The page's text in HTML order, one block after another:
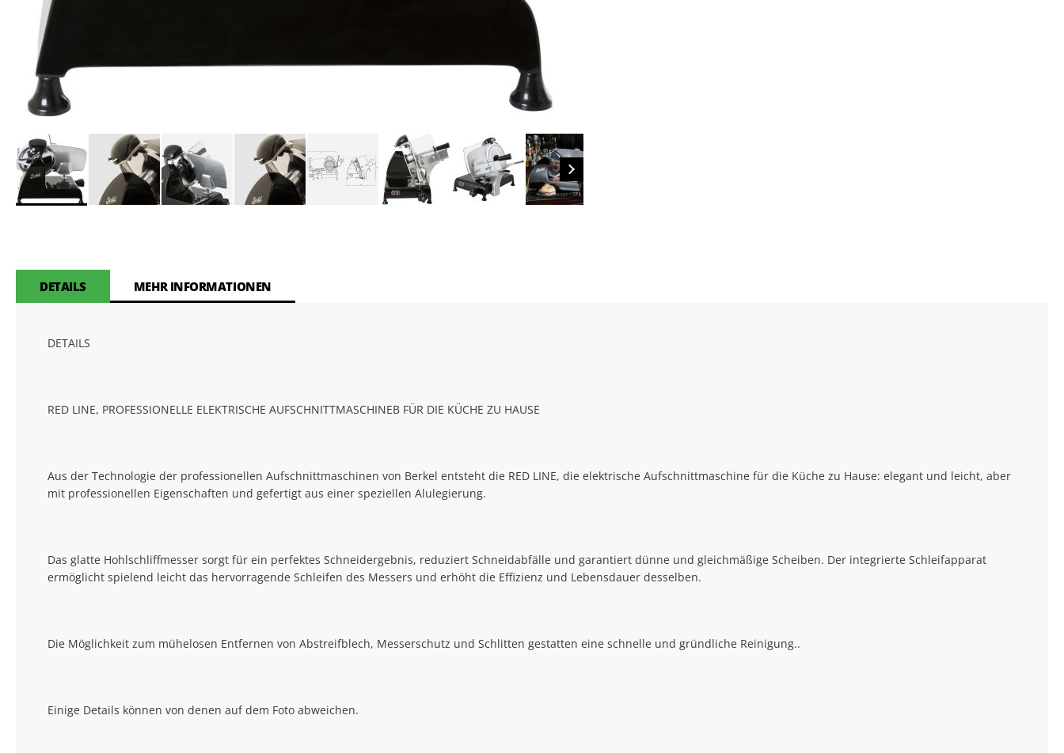
images
DETAILS
DETAILS
RED LINE, PROFESSIONELLE ELEKTRISCHE AUFSCHNITTMASCHINEB FÜR DIE KÜCHE ZU HAUSE
Aus der Technologie der professionellen Aufschnittmaschinen von Berkel entsteht die RED LINE, die elektrische Aufschnittmaschine für die Küche zu Hause: elegant und leicht, aber
mit professionellen Eigenschaften und gefertigt aus einer speziellen Alulegierung.
Das glatte Hohlschliffmesser sorgt für ein perfektes Schneidergebnis, reduziert Schneidabfälle und garantiert dünne und gleichmäßige Scheiben. Der integrierte Schleifapparat
ermöglicht spielend leicht das hervorragende Schleifen des Messers und erhöht die Effizienz und Lebensdauer desselben.
Die Möglichkeit zum mühelosen Entfernen von Abstreifblech, Messerschutz und Schlitten gestatten eine schnelle und gründliche Reinigung..
Einige Details können von denen auf dem Foto abweichen.
MEHR INFORMATIONEN